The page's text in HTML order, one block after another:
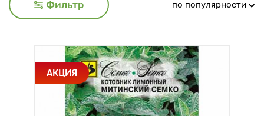
Фильтр по популярности
АКЦИЯ